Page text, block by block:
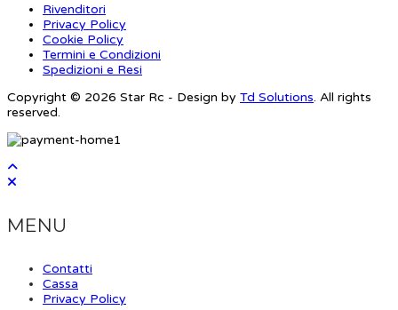
Rivenditori
Privacy Policy
Cookie Policy
Termini e Condizioni
Spedizioni e Resi
Copyright © 2026 Star Rc - Design by Td Solutions. All rights
reserved.
MENU
Contatti
Cassa
Privacy Policy